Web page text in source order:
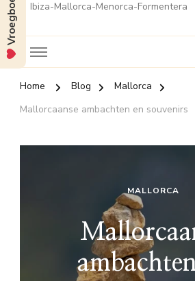
Ibiza-Mallorca-Menorca-Formentera
Home Blog
Mallorca
Mallorcaanse ambachten en souvenirs
MALLORCA